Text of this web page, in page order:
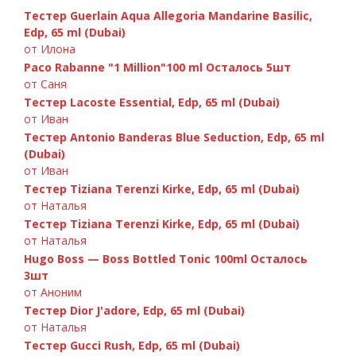
Тестер Guerlain Aqua Allegoria Mandarine Basilic,
Edp, 65 ml (Dubai)
от Илона
Paco Rabanne "1 Million"100 ml Осталось 5шт
от Саня
Тестер Lacoste Essential, Edp, 65 ml (Dubai)
от Иван
Тестер Antonio Banderas Blue Seduction, Edp, 65 ml
(Dubai)
от Иван
Тестер Tiziana Terenzi Kirke, Edp, 65 ml (Dubai)
от Наталья
Тестер Tiziana Terenzi Kirke, Edp, 65 ml (Dubai)
от Наталья
Hugo Boss — Boss Bottled Tonic 100ml Осталось
3шт
от Аноним
Тестер Dior J'adore, Edp, 65 ml (Dubai)
от Наталья
Тестер Gucci Rush, Edp, 65 ml (Dubai)